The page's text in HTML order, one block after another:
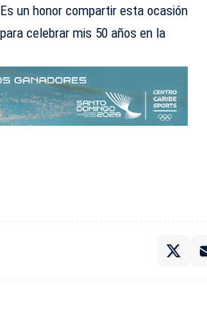
un honor compartir esta ocasión
celebrar mis 50 años en la